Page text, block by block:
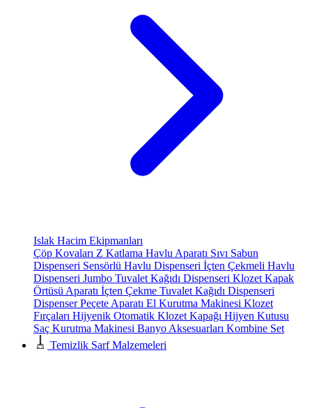
Islak Hacim Ekipmanları
Çöp Kovaları Z Katlama Havlu Aparatı Sıvı Sabun
Dispenseri Sensörlü Havlu Dispenseri İçten Çekmeli Havlu
Dispenseri Jumbo Tuvalet Kağıdı Dispenseri Klozet Kapak
Örtüsü Aparatı İçten Çekme Tuvalet Kağıdı Dispenseri
Dispenser Peçete Aparatı El Kurutma Makinesi Klozet
Fırçaları Hijyenik Otomatik Klozet Kapağı Hijyen Kutusu
Saç Kurutma Makinesi Banyo Aksesuarları Kombine Set
Temizlik Sarf Malzemeleri